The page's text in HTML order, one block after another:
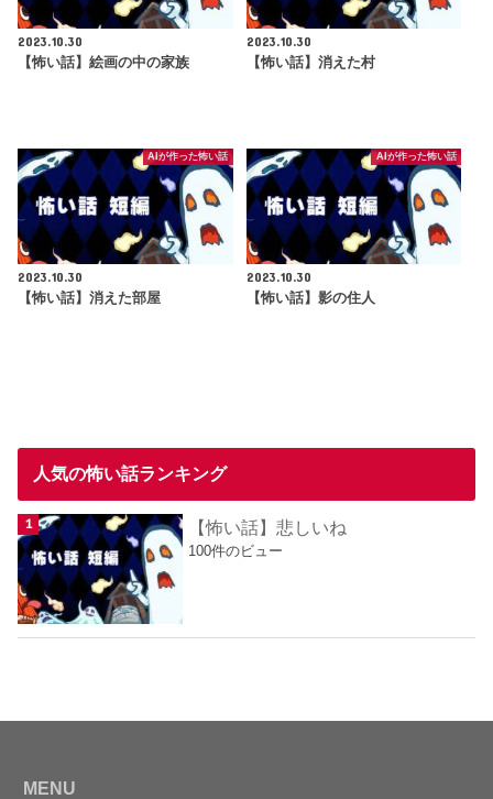
2023.10.30
【怖い話】絵画の中の家族
2023.10.30
【怖い話】消えた村
AIが作った怖い話
2023.10.30
【怖い話】消えた部屋
AIが作った怖い話
2023.10.30
【怖い話】影の住人
人気の怖い話ランキング
【怖い話】悲しいね
100件のビュー
MENU